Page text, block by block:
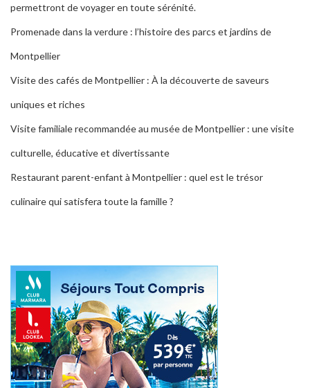
permettront de voyager en toute sérénité.
Promenade dans la verdure : l’histoire des parcs et jardins de
Montpellier
Visite des cafés de Montpellier : À la découverte de saveurs
uniques et riches
Visite familiale recommandée au musée de Montpellier : une visite
culturelle, éducative et divertissante
Restaurant parent-enfant à Montpellier : quel est le trésor
culinaire qui satisfera toute la famille ?